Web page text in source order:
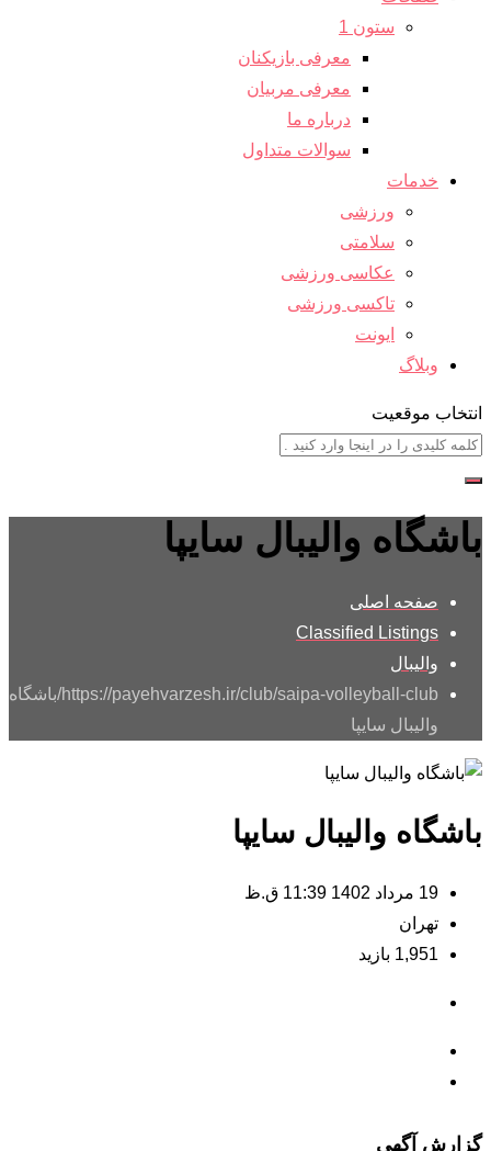
ستون 1
معرفی بازیکنان
معرفی مربیان
درباره ما
سوالات متداول
خدمات
ورزشی
سلامتی
عکاسی ورزشی
تاکسی ورزشی
ایونت
وبلاگ
انتخاب موقعیت
باشگاه والیبال سایپا
صفحه اصلی
Classified Listings
والیبال
https://payehvarzesh.ir/club/saipa-volleyball-club/ باشگاه
والیبال سایپا
باشگاه والیبال سایپا
19 مرداد 1402 11:39 ق.ظ
تهران
1,951 بازید
گزارش آگهی